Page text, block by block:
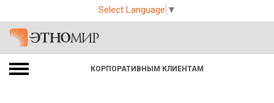
Select Language ▼
КОРПОРАТИВНЫМ КЛИЕНТАМ